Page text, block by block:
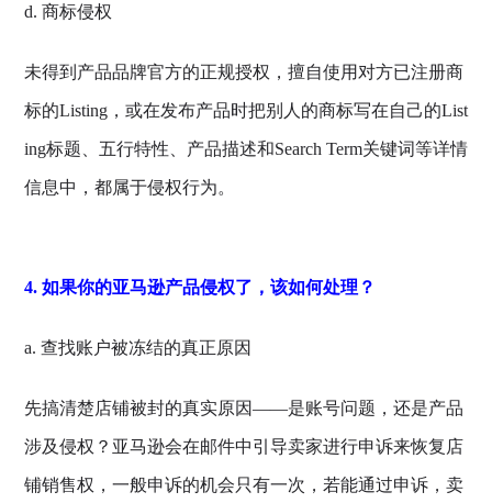
d. 商标侵权
未得到产品品牌官方的正规授权，擅自使用对方已注册商
标的Listing，或在发布产品时把别人的商标写在自己的List
ing标题、五行特性、产品描述和Search Term关键词等详情
信息中，都属于侵权行为。
4. 如果你的亚马逊产品侵权了，该如何处理？
a. 查找账户被冻结的真正原因
先搞清楚店铺被封的真实原因——是账号问题，还是产品
涉及侵权？亚马逊会在邮件中引导卖家进行申诉来恢复店
铺销售权，一般申诉的机会只有一次，若能通过申诉，卖